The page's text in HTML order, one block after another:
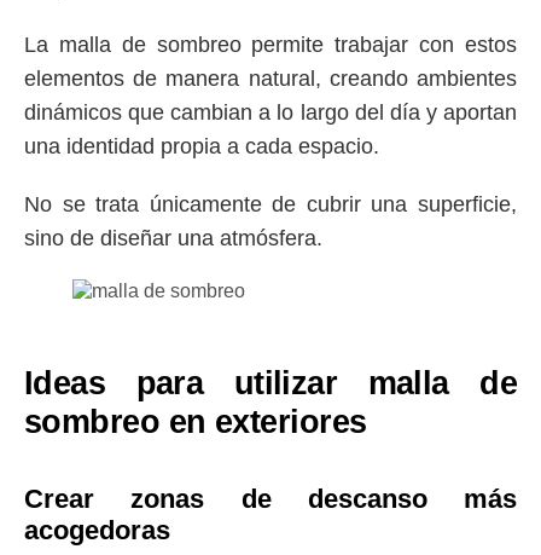
La malla de sombreopermite trabajar con estos
elementos de manera natural, creando ambientes
dinámicos que cambian a lo largo del día y aportan
una identidad propia a cada espacio.
No se trata únicamente de cubrir una superficie,
sino de diseñar una atmósfera.
Ideas para utilizar malla de
sombreo en exteriores
Crear zonas de descanso más
acogedoras